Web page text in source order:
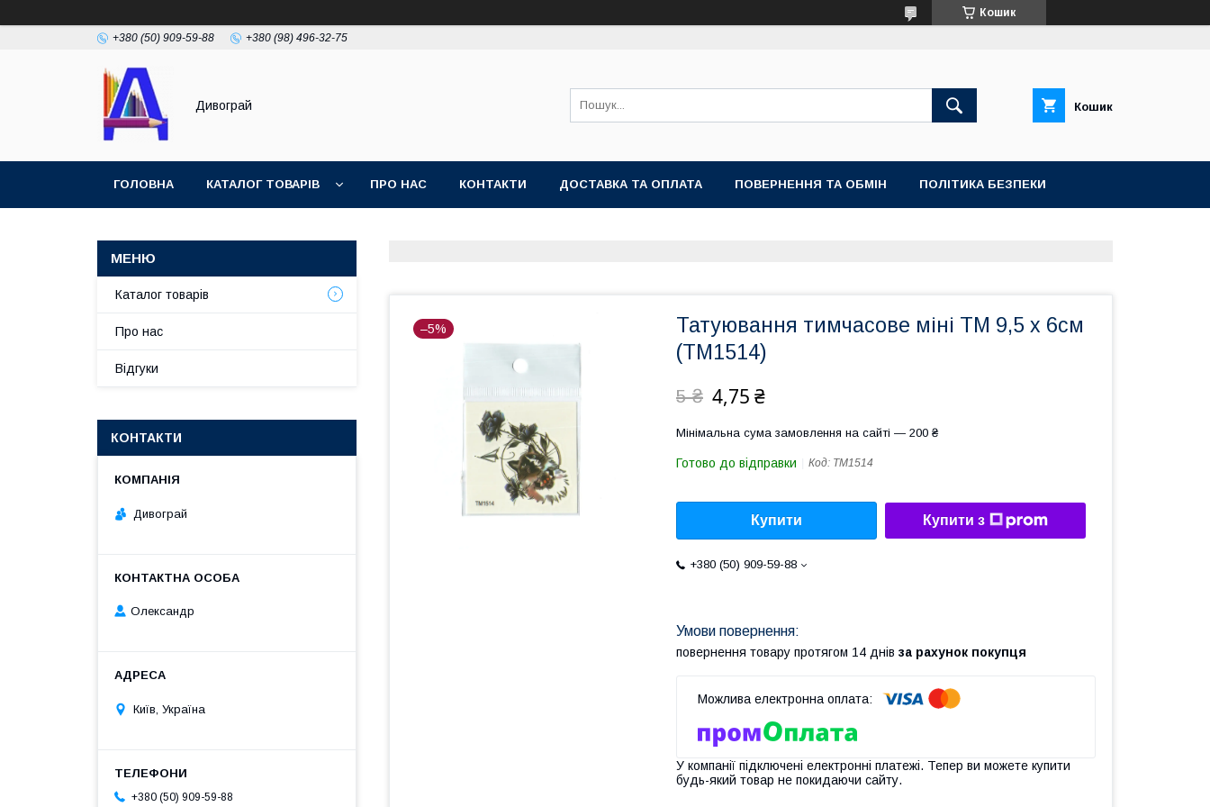
Кошик
+380 (50) 909-59-88 +380 (98) 496-32-75
Дивограй Кошик
ГОЛОВНА КАТАЛОГ ТОВАРІВ ПРО НАС КОНТАКТИ ДОСТАВКА ТА ОПЛАТА ПОВЕРНЕННЯ ТА ОБМІН ПОЛІТИКА БЕЗПЕКИ
–5%
Татуювання тимчасове міні TM 9,5 х 6см
(TM1514)
5 ₴ 4,75 ₴
Мінімальна сума замовлення на сайті — 200 ₴
Готово до відправки Код: TM1514
Купити Купити з
+380 (50) 909-59-88
повернення товару протягом 14 днів за рахунок покупця
У компанії підключені електронні платежі. Тепер ви можете купити
будь-який товар не покидаючи сайту.
Каталог товарів
Про нас
Відгуки
КОНТАКТИ
Дивограй
Олександр
Київ, Україна
+380 (50) 909-59-88